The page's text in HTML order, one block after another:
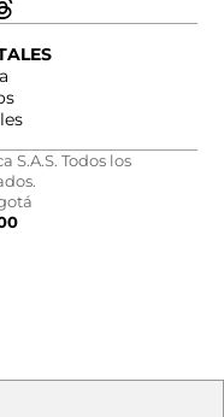
S.A.S. Todos los